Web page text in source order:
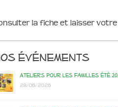
la fiche et laisser votre
événements
Ateliers pour les familles été
28/06/2026